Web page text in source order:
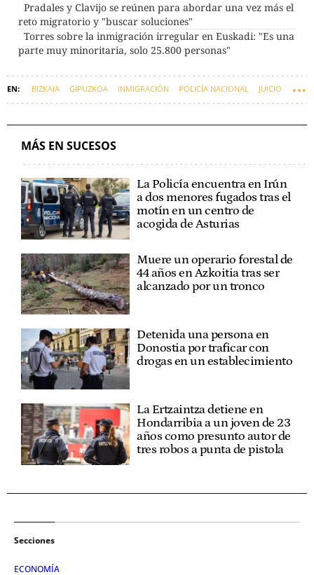
Pradales y Clavijo se reúnen para abordar una vez más el
reto migratorio y "buscar soluciones"
Torres sobre la inmigración irregular en Euskadi: "Es una
parte muy minoritaria, solo 25.800 personas"
BIZKAIA GIPUZKOA INMIGRACIÓN POLICÍA NACIONAL JUICIO
MÁS EN SUCESOS
La Policía encuentra en Irún
a dos menores fugados tras el
motín en un centro de
acogida de Asturias
Muere un operario forestal de
44 años en Azkoitia tras ser
alcanzado por un tronco
Detenida una persona en
Donostia por traficar con
drogas en un establecimiento
La Ertzaintza detiene en
Hondarribia a un joven de 23
años como presunto autor de
tres robos a punta de pistola
Secciones
ECONOMÍA